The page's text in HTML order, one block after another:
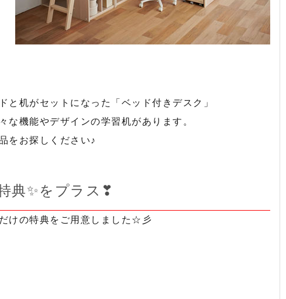
机がセットになった「ベッド付きデスク」
な機能やデザインの学習机があります。
をお探しください♪
典✨をプラス❣
けの特典をご用意しました☆彡